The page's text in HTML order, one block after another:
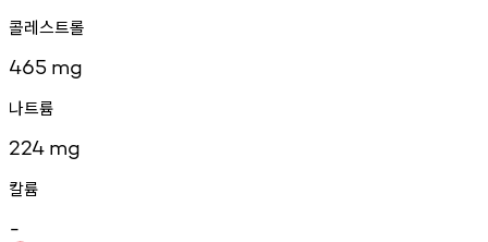
콜레스트롤
465 mg
나트륨
224 mg
칼륨
-